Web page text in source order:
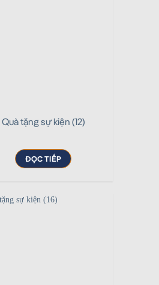
Quà tặng sự kiện (12)
ĐỌC TIẾP